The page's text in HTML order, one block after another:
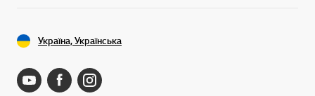
Україна, Українська